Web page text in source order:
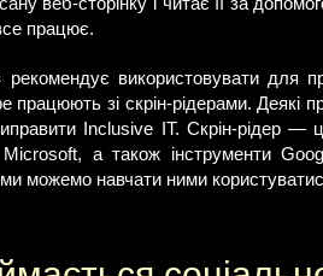
працює.
рекомендує використовувати для
працюють зі скрін-рідерами. Деякі
Inclusive IT. Скрін-рідер
а також інструменти
можемо навчати ними